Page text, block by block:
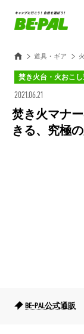
道具・ギア
焚き火台・火おこ
2021.06.21
焚き火マナ
きる、究極
BE-PAL公式通販